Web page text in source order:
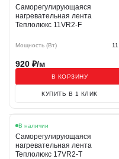
Саморегулирующаяся
нагревательная лента
Теплолюкс 11VR2-F
Мощность (Вт) 11
920 ₽/м
В КОРЗИНУ
КУПИТЬ В 1 КЛИК
В наличии
Саморегулирующаяся
нагревательная лента
Теплолюкс 17VR2-T